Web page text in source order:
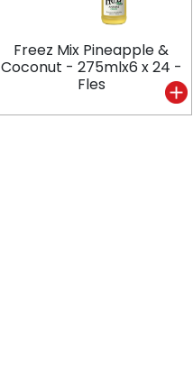
Freez Mix Pineapple &
Coconut - 275mlx6 x 24 -
Fles